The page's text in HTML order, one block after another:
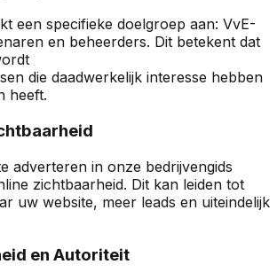
een specifieke doelgroep aan: VvE-
en beheerders. Dit betekent dat
die daadwerkelijk interesse hebben
heeft.
adverteren in onze bedrijvengids
zichtbaarheid. Dit kan leiden tot
uw website, meer leads en uiteindelijk
en Autoriteit